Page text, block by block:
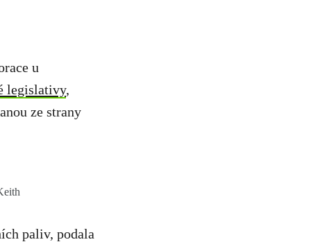
u
legislativy,
ze strany
paliv, podala